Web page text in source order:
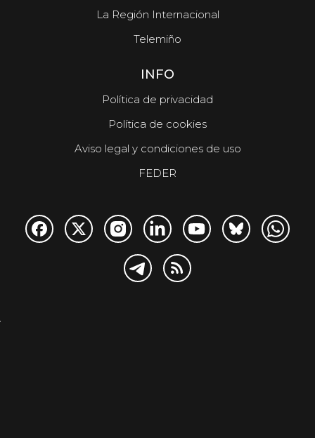
La Región Internacional
Telemiño
INFO
Política de privacidad
Política de cookies
Aviso legal y condiciones de uso
FEDER